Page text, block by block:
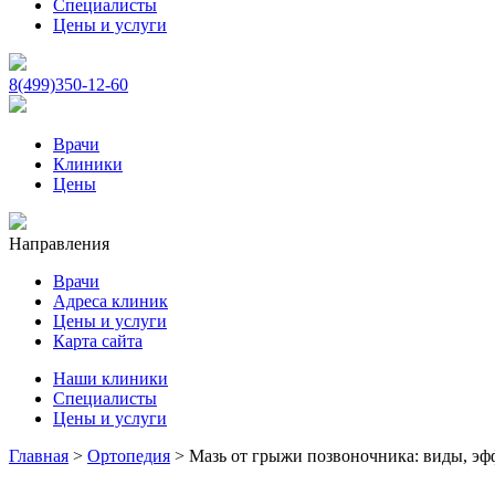
Специалисты
Цены и услуги
8(499)350-12-60
Врачи
Клиники
Цены
Направления
Врачи
Адреса клиник
Цены и услуги
Карта сайта
Наши клиники
Специалисты
Цены и услуги
Главная > Ортопедия > Мазь от грыжи позвоночника: виды,